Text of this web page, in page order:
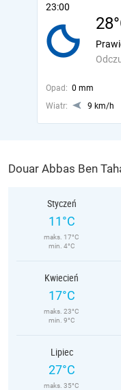
23:00
Opad: 0 mm
Wiatr:
9 km/h
Douar Abbas Ben
Styczeń
11°C
maks. 17°C
min. 4°C
Kwiecień
17°C
maks. 23°C
min. 9°C
Lipiec
27°C
maks. 35°C